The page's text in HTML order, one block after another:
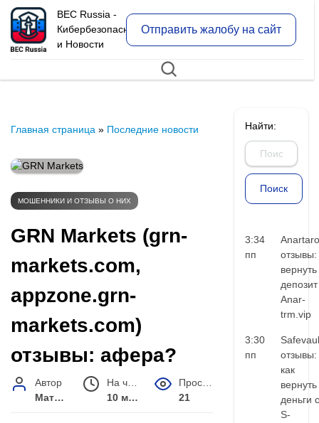
BEC Russia -
Кибербезопасность
и Новости
Отправить жалобу на сайт
Главная страница » Последние новости
МОШЕННИКИ И ОТЗЫВЫ О НИХ
GRN Markets (grn-
markets.com,
appzone.grn-
markets.com)
отзывы: афера?
Автор
Матвей Иванов
10 мин.
21
Найти:
3:34
пп
отзывы:
вернуть
Anar-
trm.vip
3:30
пп
отзывы:
как
вернуть
деньги с
S-